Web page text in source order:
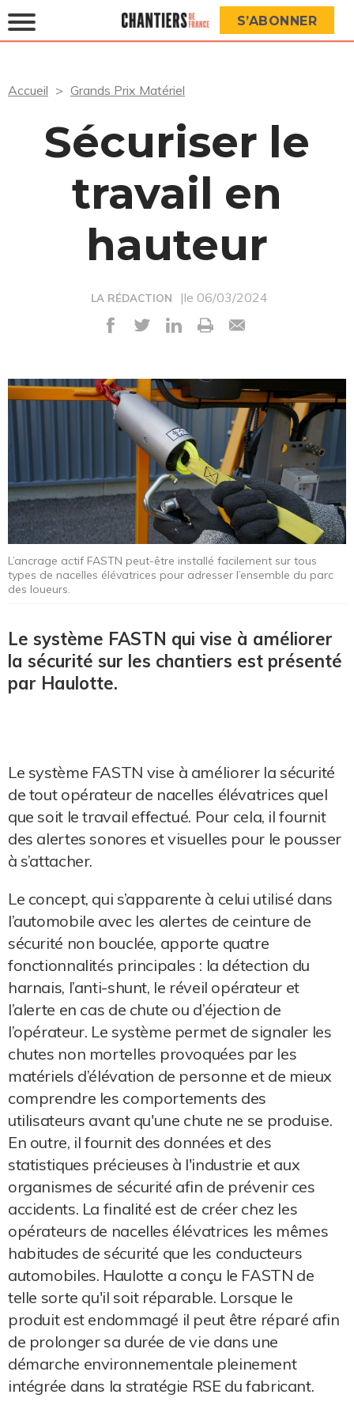
S’ABONNER
Accueil Grands Prix Matériel
Sécuriser le
travail en
hauteur
LA RÉDACTION |le 06/03/2024
L’ancrage actif FASTN peut-être installé facilement sur tous
types de nacelles élévatrices pour adresser l’ensemble du parc
des loueurs.
Le système FASTN qui vise à améliorer
la sécurité sur les chantiers est présenté
par Haulotte.
Le système FASTN vise à améliorer la sécurité
de tout opérateur de nacelles élévatrices quel
que soit le travail effectué. Pour cela, il fournit
des alertes sonores et visuelles pour le pousser
à s’attacher.
Le concept, qui s’apparente à celui utilisé dans
l’automobile avec les alertes de ceinture de
sécurité non bouclée, apporte quatre
fonctionnalités principales : la détection du
harnais, l’anti-shunt, le réveil opérateur et
l’alerte en cas de chute ou d’éjection de
l’opérateur. Le système permet de signaler les
chutes non mortelles provoquées par les
matériels d’élévation de personne et de mieux
comprendre les comportements des
utilisateurs avant qu'une chute ne se produise.
En outre, il fournit des données et des
statistiques précieuses à l'industrie et aux
organismes de sécurité afin de prévenir ces
accidents. La finalité est de créer chez les
opérateurs de nacelles élévatrices les mêmes
habitudes de sécurité que les conducteurs
automobiles. Haulotte a conçu le FASTN de
telle sorte qu'il soit réparable. Lorsque le
produit est endommagé il peut être réparé afin
de prolonger sa durée de vie dans une
démarche environnementale pleinement
intégrée dans la stratégie RSE du fabricant.